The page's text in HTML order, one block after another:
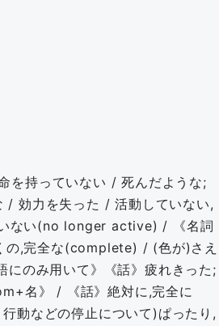
を持っていない / 死んだような;
/ 効力を失った / 活動していない,
ない(no longer active) / 《名詞
の,完全な(complete) / (色が)さえ
のみ用いて》《話》疲れきった;
名》 / 《話》絶対に,完全に
動などの停止について)ぱったり,